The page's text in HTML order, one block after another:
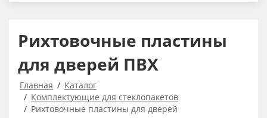
Рихтовочные пластины
для дверей ПВХ
Главная
Каталог
Комплектующие для стеклопакетов
Рихтовочные пластины для дверей